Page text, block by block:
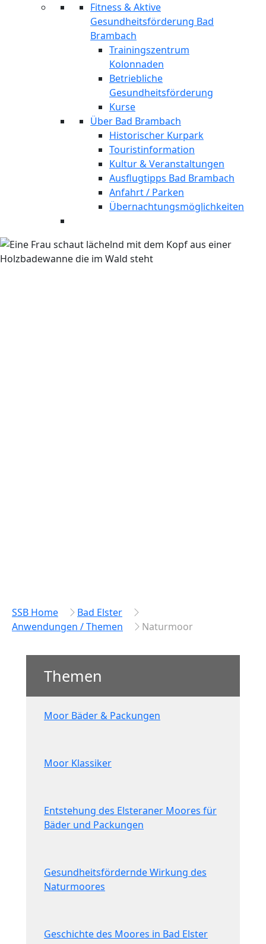
Fitness & Aktive
Gesundheitsförderung Bad
Brambach
Trainingszentrum
Kolonnaden
Betriebliche
Gesundheitsförderung
Kurse
Über Bad Brambach
Historischer Kurpark
Touristinformation
Kultur & Veranstaltungen
Ausflugtipps Bad Brambach
Anfahrt / Parken
Übernachtungsmöglichkeiten
SSB Home
Bad Elster
Anwendungen / Themen
Naturmoor
Themen
Moor Bäder & Packungen
Moor Klassiker
Entstehung des Elsteraner Moores für
Bäder und Packungen
Gesundheitsfördernde Wirkung des
Naturmoores
Geschichte des Moores in Bad Elster